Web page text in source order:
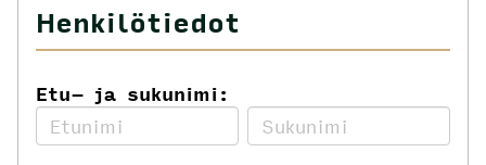
Henkilötiedot
Etu- ja sukunimi: